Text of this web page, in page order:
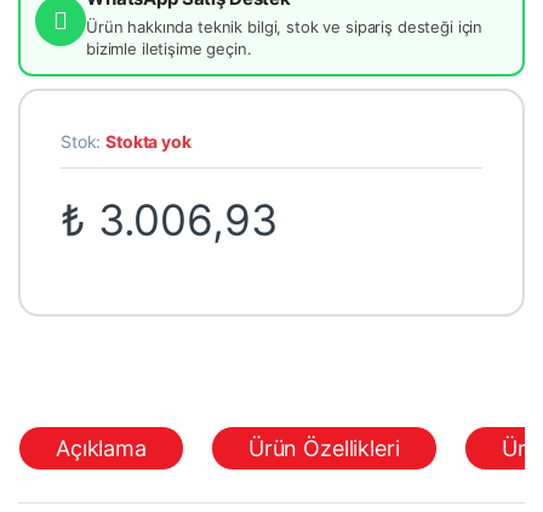
Ürün hakkında teknik bilgi, stok ve sipariş desteği için
bizimle iletişime geçin.
Stok:Stokta yok
₺ 3.006,93
Açıklama Ürün Özellikleri